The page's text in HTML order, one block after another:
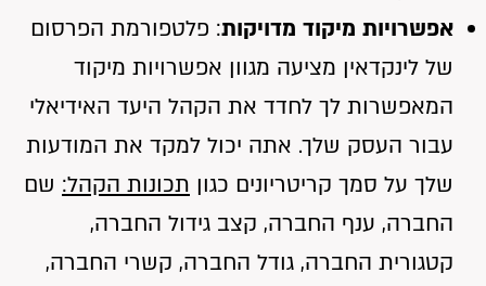
אפשרויות מיקוד מדויקות: פלטפורמת הפרסום
של לינקדאין מציעה מגוון אפשרויות מיקוד
המאפשרות לך לחדד את הקהל היעד האידיאלי
עבור העסק שלך. אתה יכול למקד את המודעות
שלך על סמך קריטריונים כגון תכונות הקהל: שם
החברה, ענף החברה, קצב גידול החברה,
קטגורית החברה, גודל החברה, קשרי החברה,